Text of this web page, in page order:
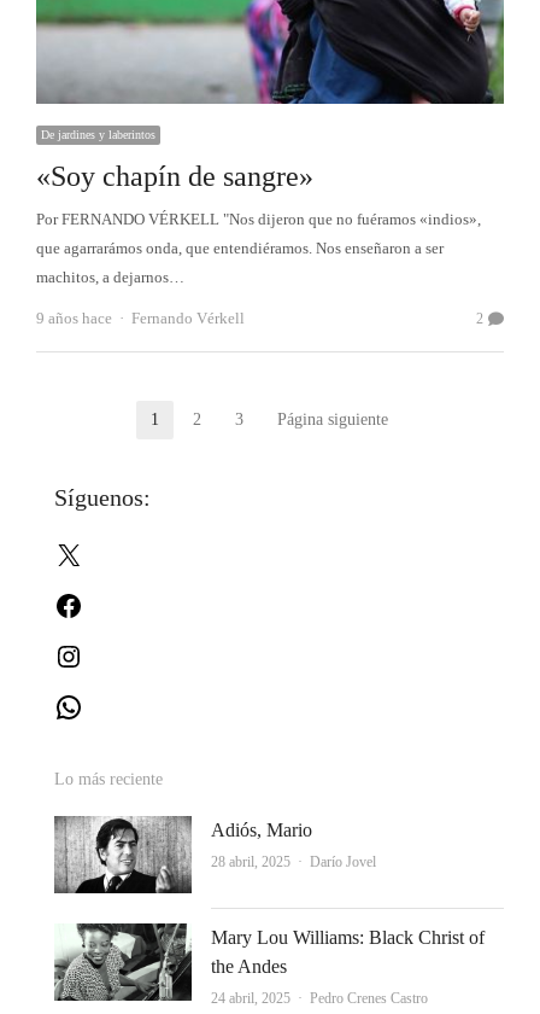
De jardines y laberintos
«Soy chapín de sangre»
Por FERNANDO VÉRKELL "Nos dijeron que no fuéramos «indios»,
que agarrarámos onda, que entendiéramos. Nos enseñaron a ser
machitos, a dejarnos…
9 años hace Autor
Fernando Vérkell 2
Paginación
entradas
Página
1 Página
2 Página
3 Página siguiente
Síguenos:
Lo más reciente
Adiós, Mario
28 abril, 2025 Autor
Darío Jovel
Mary Lou Williams: Black Christ of
the Andes
24 abril, 2025 Autor
Pedro Crenes Castro